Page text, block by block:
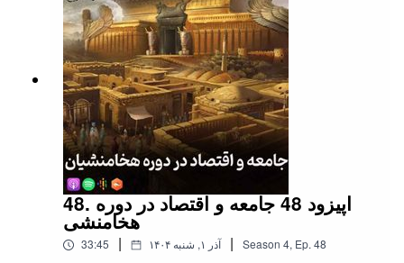
48. اپیزود 48 جامعه و اقتصاد در دوره
هخامنشی
33:45 | ۱۴۰۴ آذر ۱, شنبه | Season 4, Ep. 48